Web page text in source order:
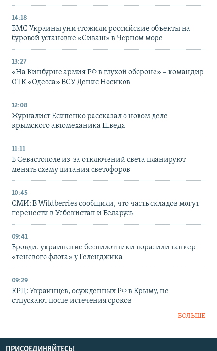
14:18
ВМС Украины уничтожили российские объекты на
буровой установке «Сиваш» в Черном море
13:27
«На Кинбурне армия РФ в глухой обороне» – командир
ОТК «Одесса» ВСУ Денис Носиков
12:08
Журналист Есипенко рассказал о новом деле
крымского автомеханика Шведа
11:11
В Севастополе из-за отключений света планируют
менять схему питания светофоров
10:45
СМИ: В Wildberries сообщили, что часть складов могут
перенести в Узбекистан и Беларусь
09:41
Бровди: украинские беспилотники поразили танкер
«теневого флота» у Геленджика
09:29
КРЦ: Украинцев, осужденных РФ в Крыму, не
отпускают после истечения сроков
БОЛЬШЕ
ПРИСОЕДИНЯЙТЕСЬ!